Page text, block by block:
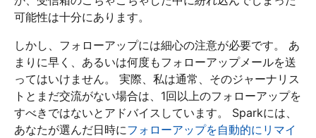
可能性は十分にあります。
しかし、フォローアップには細心の注意が必要です。 あ
まりに早く、あるいは何度もフォローアップメールを送
ってはいけません。 実際、私は通常、そのジャーナリス
トとまだ交流がない場合は、1回以上のフォローアップを
すべきではないとアドバイスしています。 Sparkには、
あなたが選んだ日時にフォローアップを自動的にリマイ